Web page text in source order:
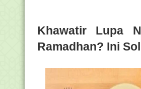
Khawatir Lupa
Ramadhan? Ini